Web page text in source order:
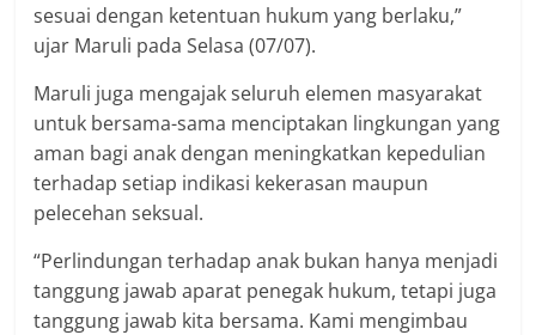
sesuai dengan ketentuan hukum yang berlaku,”
ujar Maruli pada Selasa (07/07).
Maruli juga mengajak seluruh elemen masyarakat
untuk bersama-sama menciptakan lingkungan yang
aman bagi anak dengan meningkatkan kepedulian
terhadap setiap indikasi kekerasan maupun
pelecehan seksual.
“Perlindungan terhadap anak bukan hanya menjadi
tanggung jawab aparat penegak hukum, tetapi juga
tanggung jawab kita bersama. Kami mengimbau